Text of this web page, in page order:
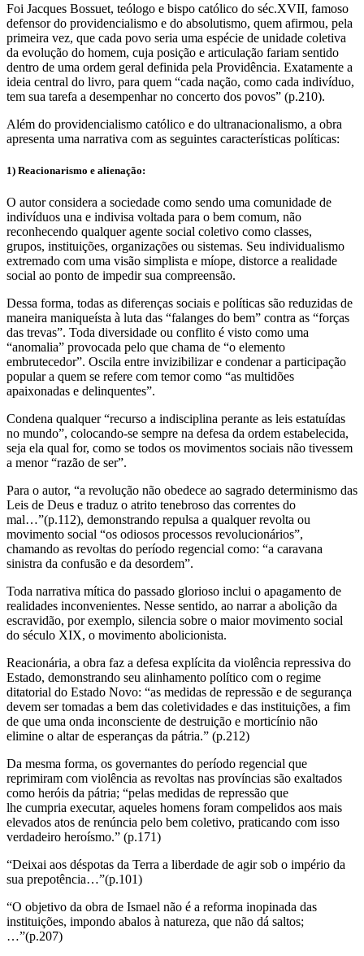
Foi Jacques Bossuet, teólogo e bispo católico do séc.XVII, famoso
defensor do providencialismo e do absolutismo, quem afirmou, pela
primeira vez, que cada povo seria uma espécie de unidade coletiva
da evolução do homem, cuja posição e articulação fariam sentido
dentro de uma ordem geral definida pela Providência. Exatamente a
ideia central do livro, para quem “cada nação, como cada indivíduo,
tem sua tarefa a desempenhar no concerto dos povos” (p.210).
Além do providencialismo católico e do ultranacionalismo, a obra
apresenta uma narrativa com as seguintes características políticas:
1) Reacionarismo e alienação:
O autor considera a sociedade como sendo uma comunidade de
indivíduos una e indivisa voltada para o bem comum, não
reconhecendo qualquer agente social coletivo como classes,
grupos, instituições, organizações ou sistemas. Seu individualismo
extremado com uma visão simplista e míope, distorce a realidade
social ao ponto de impedir sua compreensão.
Dessa forma, todas as diferenças sociais e políticas são reduzidas de
maneira maniqueísta à luta das “falanges do bem” contra as “forças
das trevas”. Toda diversidade ou conflito é visto como uma
“anomalia” provocada pelo que chama de “o elemento
embrutecedor”. Oscila entre invizibilizar e condenar a participação
popular a quem se refere com temor como “as multidões
apaixonadas e delinquentes”.
Condena qualquer “recurso a indisciplina perante as leis estatuídas
no mundo”, colocando-se sempre na defesa da ordem estabelecida,
seja ela qual for, como se todos os movimentos sociais não tivessem
a menor “razão de ser”.
Para o autor, “a revolução não obedece ao sagrado determinismo das
Leis de Deus e traduz o atrito tenebroso das correntes do
mal…”(p.112), demonstrando repulsa a qualquer revolta ou
movimento social “os odiosos processos revolucionários”,
chamando as revoltas do período regencial como: “a caravana
sinistra da confusão e da desordem”.
Toda narrativa mítica do passado glorioso inclui o apagamento de
realidades inconvenientes. Nesse sentido, ao narrar a abolição da
escravidão, por exemplo, silencia sobre o maior movimento social
do século XIX, o movimento abolicionista.
Reacionária, a obra faz a defesa explícita da violência repressiva do
Estado, demonstrando seu alinhamento político com o regime
ditatorial do Estado Novo: “as medidas de repressão e de segurança
devem ser tomadas a bem das coletividades e das instituições, a fim
de que uma onda inconsciente de destruição e morticínio não
elimine o altar de esperanças da pátria.” (p.212)
Da mesma forma, os governantes do período regencial que
reprimiram com violência as revoltas nas províncias são exaltados
como heróis da pátria; “pelas medidas de repressão que
lhe cumpria executar, aqueles homens foram compelidos aos mais
elevados atos de renúncia pelo bem coletivo, praticando com isso
verdadeiro heroísmo.” (p.171)
“Deixai aos déspotas da Terra a liberdade de agir sob o império da
sua prepotência…”(p.101)
“O objetivo da obra de Ismael não é a reforma inopinada das
instituições, impondo abalos à natureza, que não dá saltos;
…”(p.207)